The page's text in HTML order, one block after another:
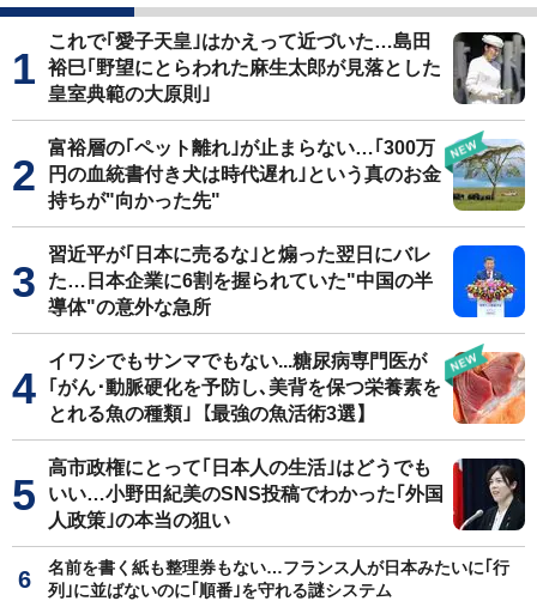
これで｢愛子天皇｣はかえって近づいた…島田
裕巳｢野望にとらわれた麻生太郎が見落とした
皇室典範の大原則｣
富裕層の｢ペット離れ｣が止まらない…｢300万
円の血統書付き犬は時代遅れ｣という真のお金
持ちが"向かった先"
習近平が｢日本に売るな｣と煽った翌日にバレ
た…日本企業に6割を握られていた"中国の半
導体"の意外な急所
イワシでもサンマでもない...糖尿病専門医が
｢がん･動脈硬化を予防し､美背を保つ栄養素を
とれる魚の種類｣【最強の魚活術3選】
高市政権にとって｢日本人の生活｣はどうでも
いい…小野田紀美のSNS投稿でわかった｢外国
人政策｣の本当の狙い
名前を書く紙も整理券もない…フランス人が日本みたいに｢行
列｣に並ばないのに｢順番｣を守れる謎システム